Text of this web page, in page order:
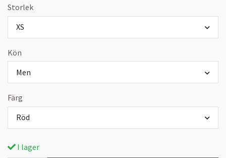
Storlek
XS
Kön
Men
Färg
Röd
I lager